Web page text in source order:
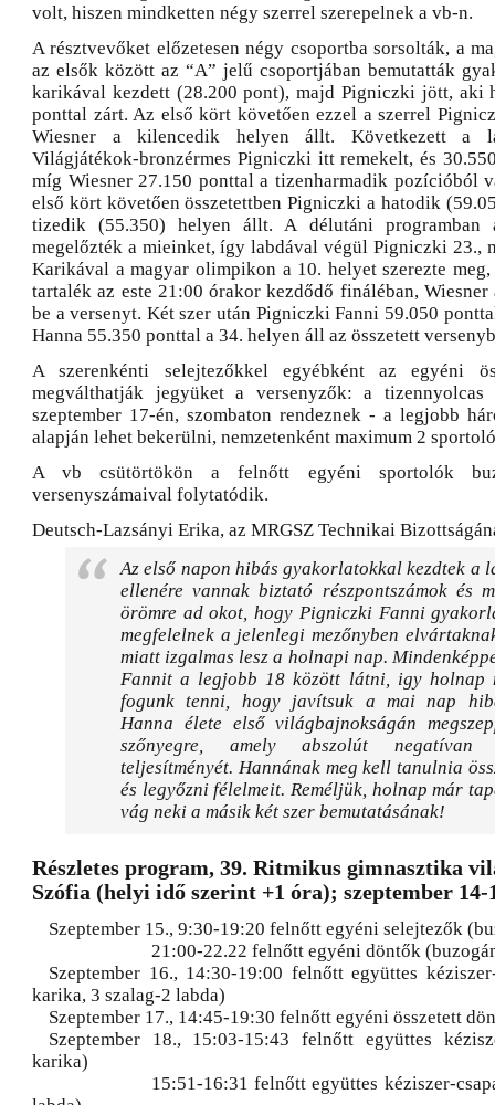
volt, hiszen mindketten négy szerrel szerepelnek a vb-n.
A résztvevőket előzetesen négy csoportba sorsolták, a
az elsők között az “A” jelű csoportjában bemutatták
karikával kezdett (28.200 pont), majd Pigniczki jött, aki
ponttal zárt. Az első kört követően ezzel a szerrel
Wiesner a kilencedik helyen állt. Következett a
Világjátékok-bronzérmes Pigniczki itt remekelt, és
míg Wiesner 27.150 ponttal a tizenharmadik pozícióból
első kört követően összetettben Pigniczki a hatodik
tizedik (55.350) helyen állt. A délutáni programban
megelőzték a mieinket, így labdával végül Pigniczki 23.,
Karikával a magyar olimpikon a 10. helyet szerezte
tartalék az este 21:00 órakor kezdődő fináléban,
be a versenyt. Két szer után Pigniczki Fanni 59.050
Hanna 55.350 ponttal a 34. helyen áll az összetett
A szerenkénti selejtezőkkel egyébként az egyéni
megválthatják jegyüket a versenyzők: a
szeptember 17-én, szombaton rendeznek - a legjobb
alapján lehet bekerülni, nemzetenként maximum 2
A vb csütörtökön a felnőtt egyéni sportolók
versenyszámaival folytatódik.
Deutsch-Lazsányi Erika, az MRGSZ Technikai
Az első napon hibás gyakorlatokkal kezdtek a
ellenére vannak biztató részpontszámok és
örömre ad okot, hogy Pigniczki Fanni
megfelelnek a jelenlegi mezőnyben
miatt izgalmas lesz a holnapi nap.
Fannit a legjobb 18 között látni, igy holnap
fogunk tenni, hogy javítsuk a mai nap
Hanna élete első világbajnokságán
szőnyegre, amely abszolút negatívan
teljesítményét. Hannának meg kell tanulnia
és legyőzni félelmeit. Reméljük, holnap már
vág neki a másik két szer bemutatásának!
Részletes program, 39. Ritmikus gimnasztika
Szófia (helyi idő szerint +1 óra); szeptember 14-
Szeptember 15., 9:30-19:20 felnőtt egyéni selejtezők
21:00-22.22 felnőtt egyéni döntők
Szeptember 16., 14:30-19:00 felnőtt együttes
karika, 3 szalag-2 labda)
Szeptember 17., 14:45-19:30 felnőtt egyéni összetett
Szeptember 18., 15:03-15:43 felnőtt együttes
karika)
15:51-16:31 felnőtt együttes kéziszer-